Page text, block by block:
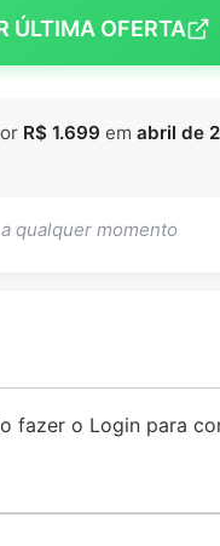
ÚLTIMA OFERTA
R$ 1.699 em abril de
qualquer momento
fazer o Login para